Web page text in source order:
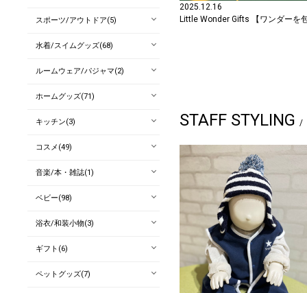
2025.12.16
Little Wonder Gifts 【ワンダーを
STAFF STYLING
スポーツ/アウトドア(5)
水着/スイムグッズ(68)
ルームウェア/パジャマ(2)
ホームグッズ(71)
キッチン(3)
コスメ(49)
音楽/本・雑誌(1)
ベビー(98)
浴衣/和装小物(3)
ギフト(6)
ペットグッズ(7)